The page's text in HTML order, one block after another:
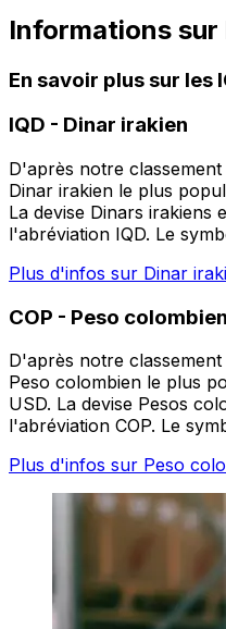
Informations sur
En savoir plus sur les
IQD - Dinar irakien
D'après notre
Dinar irakien le plus
La devise Dinars irakiens
Plus d'infos sur Dinar
COP - Peso colombien
D'après notre
Peso colombien le plus
USD. La devise Pesos
l'abréviation COP. Le
Plus d'infos sur Peso